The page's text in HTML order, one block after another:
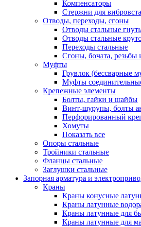
Компенсаторы
Стержни для
Отводы, переходы, сгоны
Отводы стальные
Отводы стальные
Переходы стальные
Сгоны, бочата, резьбы
Муфты
Грувлок (бессварные
Муфты
Крепежные элементы
Болты, гайки и шайбы
Винт-шурупы, болты
Перфорированный
Хомуты
Показать все
Опоры стальные
Тройники стальные
Фланцы стальные
Заглушки стальные
Запорная арматура и
Краны
Краны конусные
Краны латунные
Краны латунные для
Краны латунные для